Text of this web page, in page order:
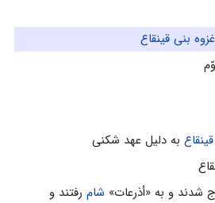
غزوه بنى قينقاع
به دلیل عهد شکنی
شدند و به «أذرعات» شام رفتند و